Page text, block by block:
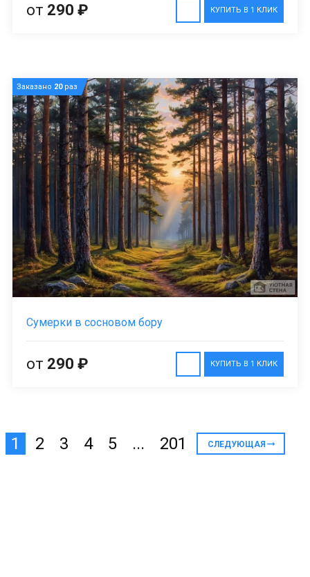
КУПИТЬ В 1 КЛИК
от 290 ₽
Заказано 20раз
Сумерки в сосновом бору
КУПИТЬ В 1 КЛИК
от 290 ₽
1 2 3 4 5 ... 201 СЛЕДУЮЩАЯ